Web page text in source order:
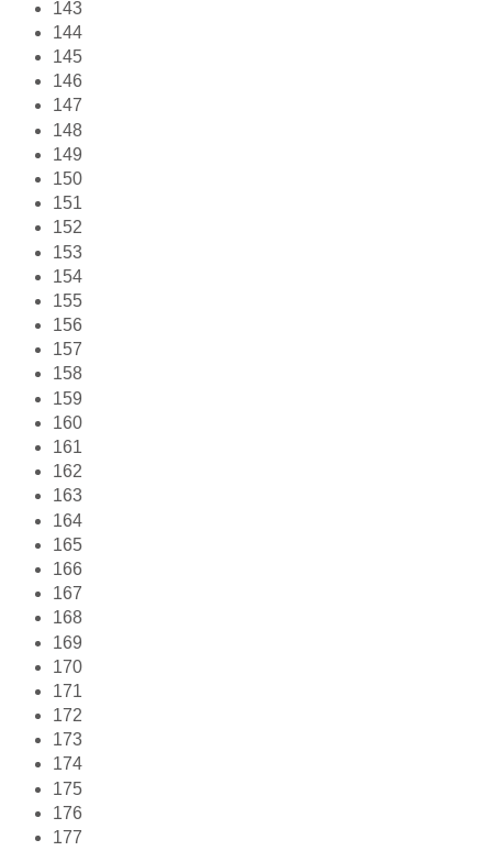
143
144
145
146
147
148
149
150
151
152
153
154
155
156
157
158
159
160
161
162
163
164
165
166
167
168
169
170
171
172
173
174
175
176
177